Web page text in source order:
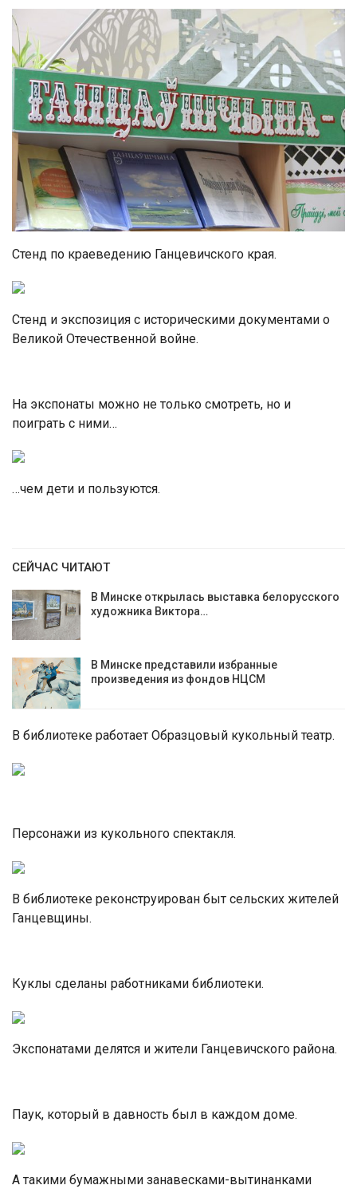
Стенд по краеведению Ганцевичского края.
Стенд и экспозиция с историческими документами о
Великой Отечественной войне.
На экспонаты можно не только смотреть, но и
поиграть с ними…
…чем дети и пользуются.
СЕЙЧАС ЧИТАЮТ
В Минске открылась выставка белорусского
художника Виктора…
В Минске представили избранные
произведения из фондов НЦСМ
В библиотеке работает Образцовый кукольный театр.
Персонажи из кукольного спектакля.
В библиотеке реконструирован быт сельских жителей
Ганцевщины.
Куклы сделаны работниками библиотеки.
Экспонатами делятся и жители Ганцевичского района.
Паук, который в давность был в каждом доме.
А такими бумажными занавесками-вытинанками